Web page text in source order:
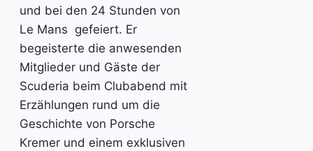
und bei den 24 Stunden von
Le Mans gefeiert. Er
begeisterte die anwesenden
Mitglieder und Gäste der
Scuderia beim Clubabend mit
Erzählungen rund um die
Geschichte von Porsche
Kremer und einem exklusiven